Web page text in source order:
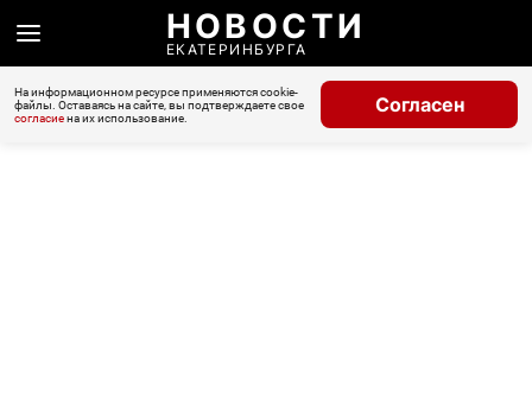
НОВОСТИ
ЕКАТЕРИНБУРГА
На информационном ресурсе применяются cookie-
файлы. Оставаясь на сайте, вы подтверждаете свое
согласиена их использование.
Согласен